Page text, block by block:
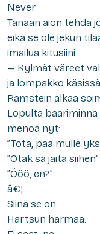
Never.
Tänään aion tehdä
eikä se ole jekun
imailua kitusiini.
— Kylmät väreet
ja lompakko
Ramstein alkaa
Lopulta baariminna
menoa nyt:
”Tota, paa mulle
”Otak sä jäitä siihen”
”Ööö, en?”
â€¦………
Siinä se on.
Hartsun harmaa.